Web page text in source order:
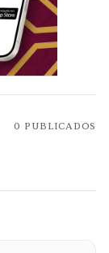
0 PUBLICADOS